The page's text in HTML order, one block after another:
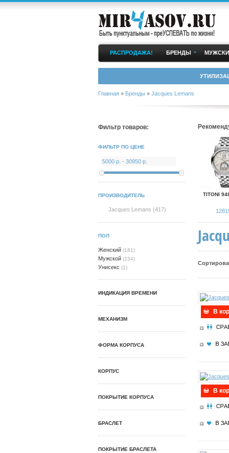
РАСПРОДАЖА! БРЕНДЫ
Главная » Бренды » Jacques Lemans
Фильтр товаров:
ФИЛЬТР ПО ЦЕНЕ
ПРОИЗВОДИТЕЛЬ
Jacques Lemans (417)
ПОЛ
Женский (181)
Мужской (234)
Унисекс (1)
ИНДИКАЦИЯ ВРЕМЕНИ
МЕХАНИЗМ
ФОРМА КОРПУСА
КОРПУС
ПОКРЫТИЕ КОРПУСА
БРАСЛЕТ
ПОКРЫТИЕ БРАСЛЕТА
TITONI
В
В